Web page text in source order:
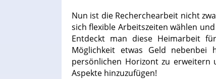
Nun ist die Recherchearbeit nicht
sich flexible Arbeitszeiten wählen
Entdeckt man diese Heimarbeit
Möglichkeit etwas Geld nebenbei
persönlichen Horizont zu erweitern
Aspekte hinzuzufügen!